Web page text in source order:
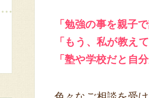
「勉強の事を親子
「もう、私が教え
「塾や学校だと自